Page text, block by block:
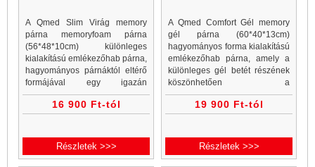
A Qmed Slim Virág memory
párna memoryfoam párna
(56*48*10cm) különleges
kialakítású emlékezőhab párna,
hagyományos párnáktól eltérő
formájával egy igazán
szerethető, ölelgethető
emlékezőhab virághoz hasonló
16 900 Ft-tól
Részletek >>>
A Qmed Comfort Gél memory
gél párna (60*40*13cm)
hagyományos forma kialakítású
emlékezőhab párna, amely a
különleges gél betét részének
köszönhetően a
legtökéletesebb formakövetést
kínálja anélkül, hogy
19 900 Ft-tól
Részletek >>>